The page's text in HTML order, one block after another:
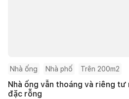
Nhà ống Nhà phố Trên 200m2
Nhà ống vẫn thoáng và riêng
đặc rỗng